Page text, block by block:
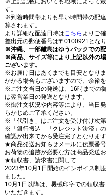
※上記記載においても地域によって
す。
※到着時間帯よりも早い時間帯の配
算されます。
より詳細な配達日時はこちら よりご
差出元の郵便番号は〒0100921となり
※沖縄、一部離島はゆうパックでの配
※商品、サイズ等により上記以外の
ございます。
※お届け日はあくまでも目安となり
かかる場合もございますので、余裕
※ご注文当日の発送は、16時までの
は翌営業日の発送となります。
※御注文状況や内容等により、当日
らかじめご了承ください。
※「代引き」はご注文を受け付け次第
※「銀行振込」「クレジット決済」
確認が出来てから受注完了となります
★商品発送お知らせメールに伝票番
お荷物の追跡が必要な方は商品発送
★領収書、請求書に関して
2023年10月1日開始のインボイス制
ました。
10月1日以降は、機械印字での領収
いただきます。